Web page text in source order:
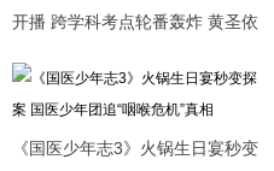
开播 跨学科考点轮番轰炸 黄圣依
《国医少年志3》火锅生日宴秒变